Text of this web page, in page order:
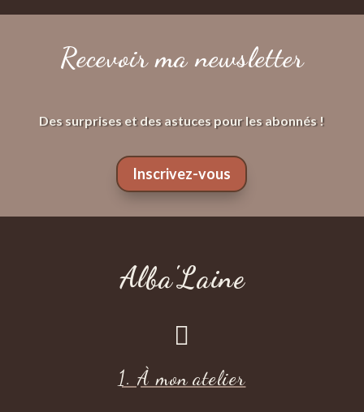
Recevoir ma newsletter
Des surprises et des astuces pour les abonnés !
Inscrivez-vous
Alba'Laine

1. À mon atelier